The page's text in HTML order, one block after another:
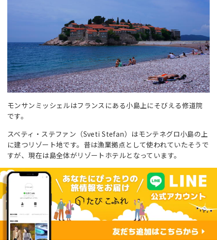
モンサンミッシェルはフランスにある小島上にそびえる修道院
です。
スベティ・ステファン（Sveti Stefan）はモンテネグロ小島の上
に建つリゾート地です。昔は漁業拠点として使われていたそうで
すが、現在は島全体がリゾートホテルとなっています。